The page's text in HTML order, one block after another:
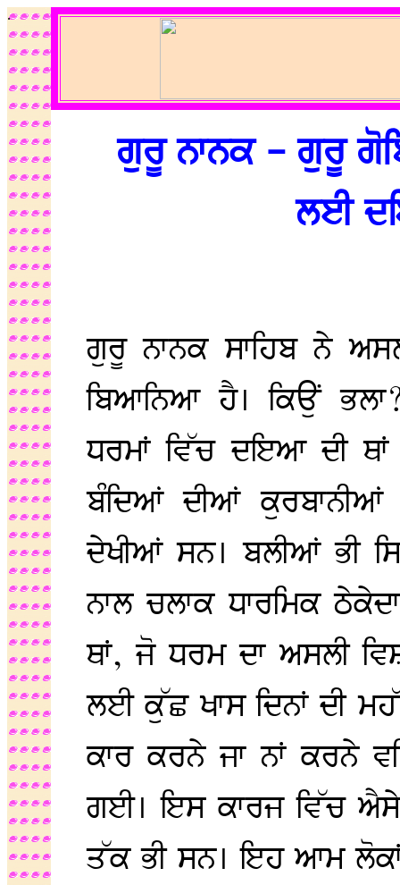
.
ਗੁਰੂ ਨਾਨਕ - ਗੁਰੂ
ਲਈ
ਗੁਰੂ ਨਾਨਕ ਸਾਹਿਬ ਨੇ
ਬਿਆਨਿਆ ਹੈ। ਕਿਉਂ
ਧਰਮਾਂ ਵਿੱਚ ਦਇਆ ਦੀ
ਬੰਦਿਆਂ ਦੀਆਂ
ਦੇਖੀਆਂ ਸਨ। ਬਲੀਆਂ ਭੀ
ਨਾਲ ਚਲਾਕ ਧਾਰਮਿਕ
ਥਾਂ, ਜੋ ਧਰਮ ਦਾ ਅਸਲੀ
ਲਈ ਕੁੱਛ ਖਾਸ ਦਿਨਾਂ ਦੀ
ਕਾਰ ਕਰਨੇ ਜਾ ਨਾਂ ਕਰਨੇ
ਗਈ। ਇਸ ਕਾਰਜ ਵਿੱਚ
ਤੱਕ ਭੀ ਸਨ। ਇਹ ਆਮ ਲੋਕਾਂ